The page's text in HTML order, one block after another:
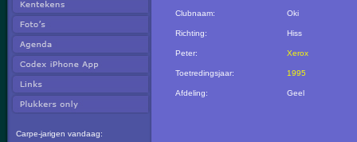
Carpe-jarigen vandaag:
Clubnaam: Oki
Richting: Hiss
Peter: Xerox
Toetredingsjaar: 1995
Afdeling: Geel